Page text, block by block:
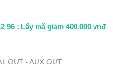
96 : Lấy mã giảm 400.000 vnđ
OUT - AUX OUT